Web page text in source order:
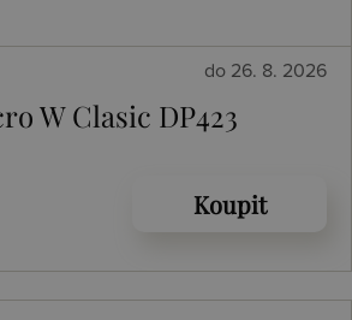
do 26. 8. 2026
W Clasic DP423
Koupit